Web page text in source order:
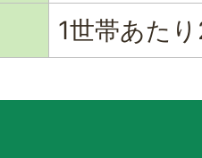
1世帯あた